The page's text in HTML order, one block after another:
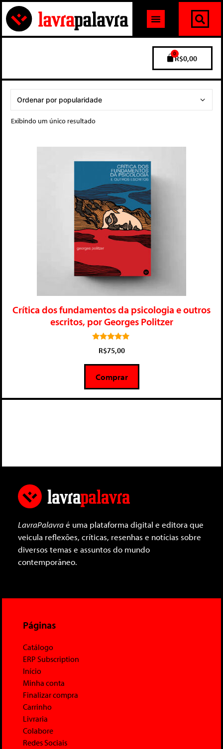
R$0,00
0
Exibindo um único resultado
Crítica dos fundamentos da psicologia e outros
escritos, por Georges Politzer
5.00
de 5
R$75,00
Comprar
LavraPalavraé uma plataforma digital e editora que
veicula reflexões, críticas, resenhas e notícias sobre
diversos temas e assuntos do mundo
contemporâneo.
Páginas
Catálogo
ERP Subscription
Início
Minha conta
Finalizar compra
Carrinho
Livraria
Colabore
Redes Sociais